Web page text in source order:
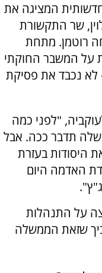
המציגה את
שר התקשורת
רוטמן. מתחת
על המשבר החוקתי
נכבד את פסיקת
"לפני כמה
תדבר ככה. אבל
היסודות בעזרת
האדמה היום
על התנהלות
שזאת הממשלה